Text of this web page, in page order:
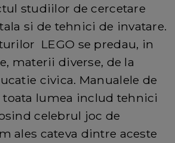
studiilor de cercetare
si de tehnici de invatare.
LEGO se predau, in
materii diverse, de la
civica. Manualele de
lumea includ tehnici
celebrul joc de
ales cateva dintre aceste